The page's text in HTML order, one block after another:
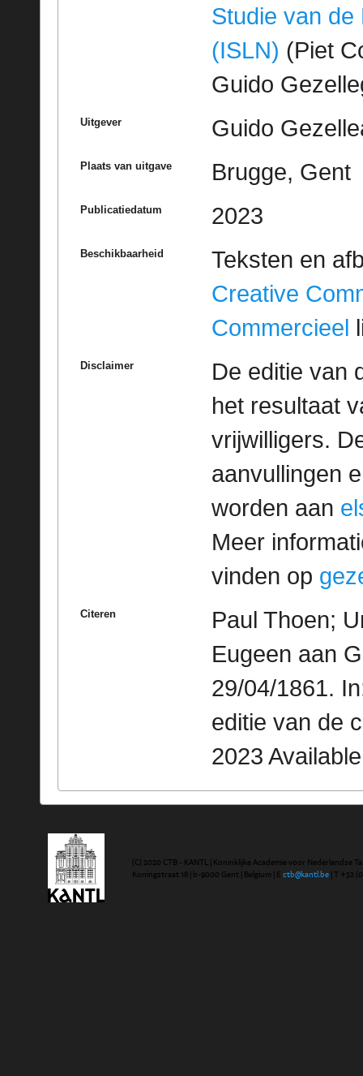
Studie van de
(ISLN) (Piet
Guido
Uitgever Guido
Plaats van uitgave Brugge, Gent
Publicatiedatum 2023
Beschikbaarheid
Teksten en
Creative
Commercieel
Disclaimer
De editie van
het resultaat
vrijwilligers.
aanvullingen
worden aan
Meer
vinden op
Citeren
Paul Thoen;
Eugeen aan
29/04/1861.
editie van de
2023
(C) 2020 CTB - KANTL | Koninklijke Academie voor Nederlandse
Koningstraat 18 | b-9000 Gent | Belgium | E ctb@kantl.be | T +32